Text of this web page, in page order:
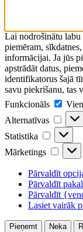
Lai nodrošinātu labu
piemēram,
informācijai. Ja jūs
apstrādāt datus,
identifikatorus šajā
savu piekrišanu, tas
Funkcionāls
Alternatīvas
Statistika Statistika
Mārketings
Pārvaldīt
Pārvaldīt
Pārvaldīt
Lasiet vairāk
Pieņemt Neka